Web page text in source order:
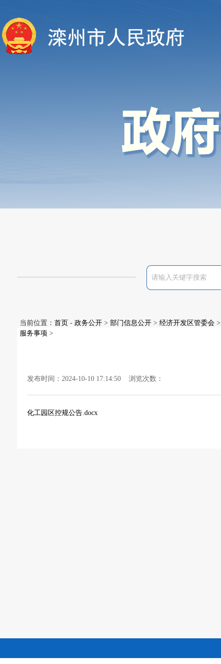
当前位置： 首页 - 政务公开 > 部门信息公开 > 经济开发区管委会 >
服务事项 >
发布时间：2024-10-10 17:14:50 浏览次数：
化工园区控规公告.docx